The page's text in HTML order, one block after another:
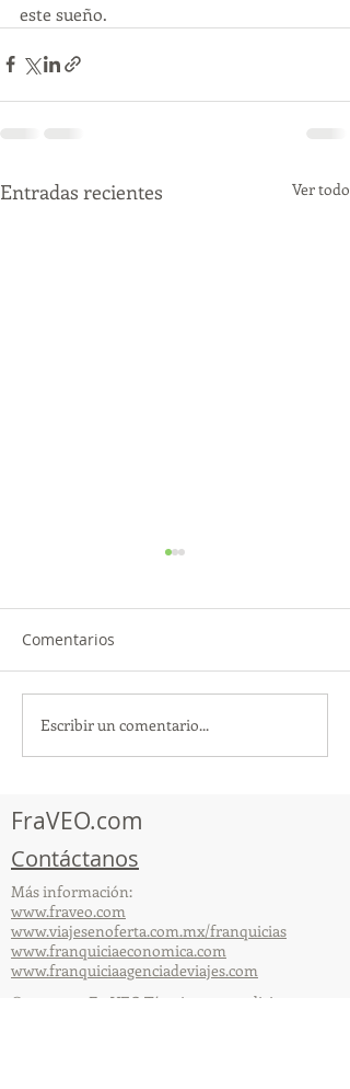
este sueño.
Entradas recientes Ver todo
TourTravelynByFraveo
participó en la
Comentarios
Escribir un comentario...
FraVEO.com
Contáctanos
Más información:
www.fraveo.com
www.viajesenoferta.com.mx/franquicias
www.franquiciaeconomica.com
www.franquiciaagenciadeviajes.com
© 2025 por FraVEO Términos y condiciones